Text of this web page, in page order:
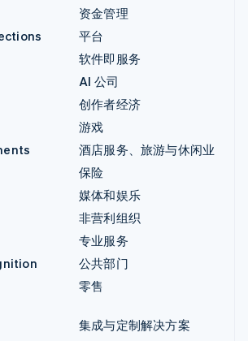
资金管理
平台
软件即服务
AI 公司
创作者经济
游戏
酒店服务、旅游与休闲业
保险
媒体和娱乐
非营利组织
专业服务
公共部门
零售
集成与定制解决方案